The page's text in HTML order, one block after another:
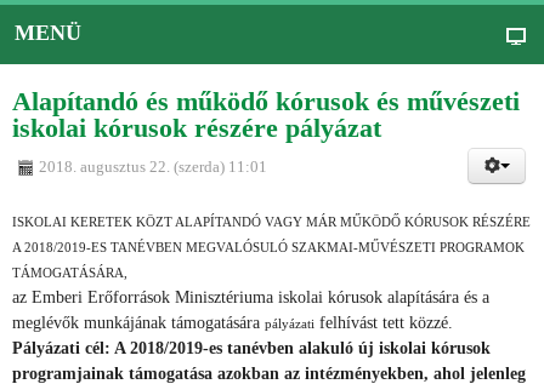
MENÜ
Alapítandó és működő kórusok és művészeti
iskolai kórusok részére pályázat
2018. augusztus 22. (szerda) 11:01
ISKOLAI KERETEK KÖZT ALAPÍTANDÓ VAGY MÁR MŰKÖDŐ KÓRUSOK RÉSZÉRE
A 2018/2019-ES TANÉVBEN MEGVALÓSULÓ SZAKMAI-MŰVÉSZETI PROGRAMOK
TÁMOGATÁSÁRA,
az Emberi Erőforrások Minisztériuma iskolai kórusok alapítására és a
meglévők munkájának támogatására pályázati felhívást tett közzé.
Pályázati cél: A 2018/2019-es tanévben alakuló új iskolai kórusok
programjainak támogatása azokban az intézményekben, ahol jelenleg